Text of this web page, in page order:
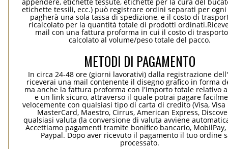
etichette tessili, ecc.) può registrare ordini separati per
pagherà una sola tassa di spedizione, e il costo di
ricalcolato per la quantità totale di prodotti
mail con una fattura proforma in cui il costo di
calcolato al volume/peso totale del pacco.
METODI DI PAGAMENTO
In circa 24-48 ore (giorni lavorativi) dalla registrazione
riceverai una mail contenente il disegno grafico in forma
ma anche la fattura proforma con l'importo totale relativo
e un link sicuro, attraverso il quale potrai pagare
velocemente con qualsiasi tipo di carta di credito (Visa, Visa
MasterCard, Maestro, Cirrus, American Express,
qualsiasi valuta (la conversione di valuta avviene
Accettiamo pagamenti tramite bonifico bancario, MobilPay,
Paypal. Dopo aver ricevuto il pagamento il tuo ordine
processato.